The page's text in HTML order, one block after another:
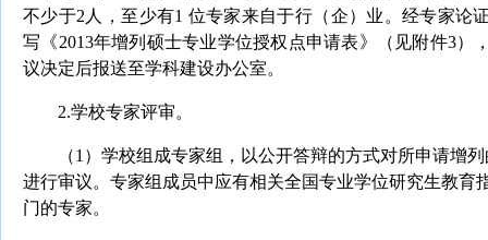
不少于2 人，至少有1 位专家来自于行（企）业。经专家论
写《2013年增列硕士专业学位授权点申请表》（见附件3）
议决定后报送至学科建设办公室。
2.学校专家评审。
（1 ）学校组成专家组，以公开答辩的方式对所申请增
进行审议。专家组成员中应有相关全国专业学位研究生教育
门的专家。